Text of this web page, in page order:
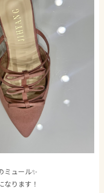
ミュール✨
なります！